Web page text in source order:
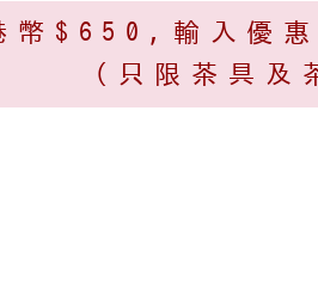
幣$650,輸入優
(只限茶具及